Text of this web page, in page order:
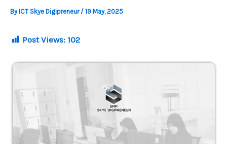
By ICT Skye Digipreneur / 19 May, 2025
Post Views: 102